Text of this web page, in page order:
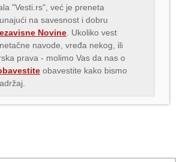
"Vesti.rs", već je preneta
na savesnost i dobru
Novine . Ukoliko vest
navode, vređa nekog, ili
prava - molimo Vas da nas o
obavestite kako bismo